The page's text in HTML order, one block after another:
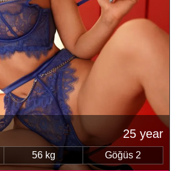
25 year
56 kg Göğüs 2